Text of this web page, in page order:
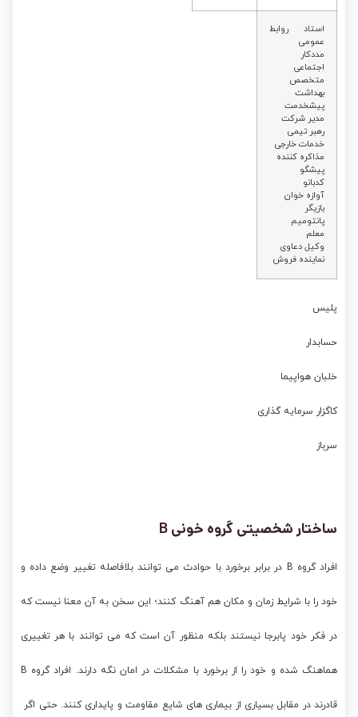
استاد روابط
عمومی
مددکار
اجتماعی
متخصص
بهداشت
پیشخدمت
مدیر شرکت
رهبر تیمی
خدمات خارجی
مذاکره کننده
پیشگو
کدبانو
آوازه خوان
بازیگر
پانتومیم
معلم
وکیل دعاوی
نماینده فروش
پلیس
حسابدار
خلبان هواپیما
کاگزار سرمایه گذاری
سرباز
ساختار شخصیتیگروه خونی B
افراد گروه B در برابر برخورد با حوادث می توانند بلافاصله تغییر وضع داده و
خود را با شرایط زمان و مکان هم آهنگ کنند؛ این سخن به آن معنا نیست که
در فکر خود پابرجا نیستند بلکه منظور آن است که می توانند با هر تغییری
هماهنگ شده و خود را از برخورد با مشکلات در امان نگه دارند. افراد گروه B
قادرند در مقابل بسیاری از بیماری های شایع مقاومت و پایداری کنند. حتی اگر